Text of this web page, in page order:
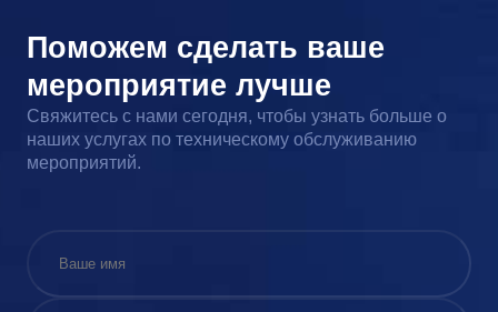
Поможем сделать ваше
мероприятие лучше
Свяжитесь с нами сегодня, чтобы узнать больше о
наших услугах по техническому обслуживанию
мероприятий.